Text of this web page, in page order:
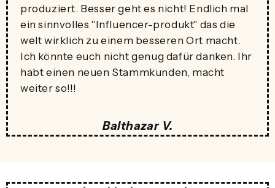
produziert. Besser geht es nicht! Endlich mal
ein sinnvolles "Influencer-produkt" das die
welt wirklich zu einem besseren Ort macht.
Ich könnte euch nicht genug dafür danken. Ihr
habt einen neuen Stammkunden, macht
weiter so!!!
Balthazar V.